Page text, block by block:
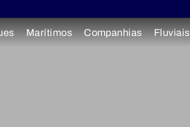
Marítimos Companhias Fluviais